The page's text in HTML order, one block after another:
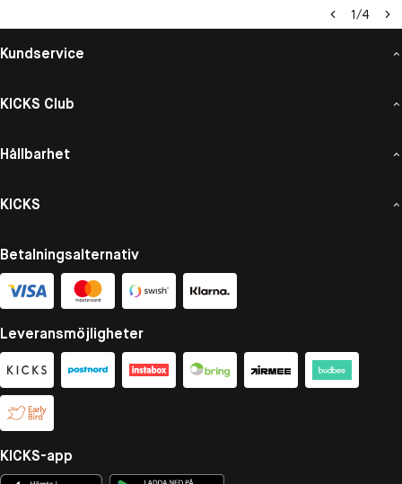
1/4
Kundservice
KICKS Club
Hållbarhet
KICKS
Betalningsalternativ
Leveransmöjligheter
KICKS-app